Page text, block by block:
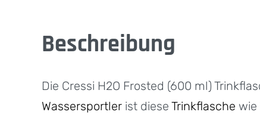
Beschreibung
Die Cressi H2O Frosted (600 ml)
Wassersportler ist diese Trinkflasche